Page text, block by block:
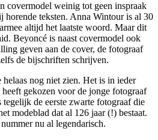
covermodel weinig tot geen inspraak
horende teksten. Anna Wintour is al 30
altijd het laatste woord. Maar dit
Beyoncé is naast covermodel ook
geven aan de cover, de fotograaf
de bijschriften schrijven.
nog niet zien. Het is in ieder
gekozen voor de jonge fotograaf
de eerste zwarte fotograaf die
modeblad dat al 126 jaar (!) bestaat.
nu al legendarisch.